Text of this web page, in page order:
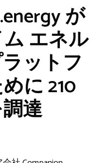
が
エネル
ットフ
に 210
達